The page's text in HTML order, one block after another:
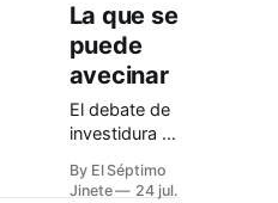
La que se
puede
avecinar
El debate de
investidura y
intervención
By El Séptimo
Jinete
24 jul.